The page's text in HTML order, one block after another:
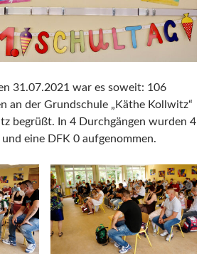
31.07.2021 war es soweit: 106
an der Grundschule „Käthe Kollwitz“
begrüßt. In 4 Durchgängen wurden 4
eine DFK 0 aufgenommen.